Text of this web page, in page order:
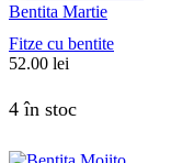
Bentita Martie
Fitze cu bentite
52.00 lei
4 în stoc